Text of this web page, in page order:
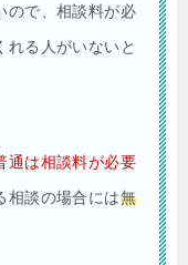
ので、相談料が必
れる人がいないと
通は相談料が必要
相談の場合には無